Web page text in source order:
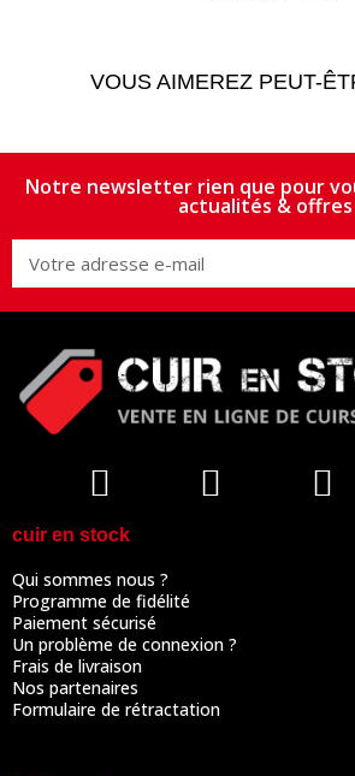
VOUS AIMEREZ PEUT-
Notre newsletter rien que pour
actualités & offres
cuir en stock
Qui sommes nous ?
Programme de fidélité
Paiement sécurisé
Un problème de connexion ?
Frais de livraison
Nos partenaires
Formulaire de rétractation